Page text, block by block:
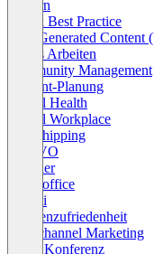
Steuern
Tiktok Best Practice
User Generated Content
Agiles Arbeiten
Community Management
Content-Planung
Digital Health
Digital Workplace
Dropshipping
DSGVO
Gründer
Homeoffice
Knossi
Kundenzufriedenheit
Multichannel Marketing
OMR Konferenz